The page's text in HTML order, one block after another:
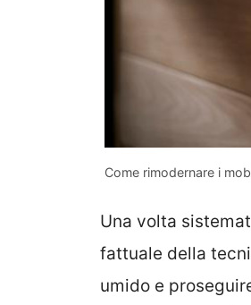
Come rimodernare i
Una volta
fattuale della
umido e